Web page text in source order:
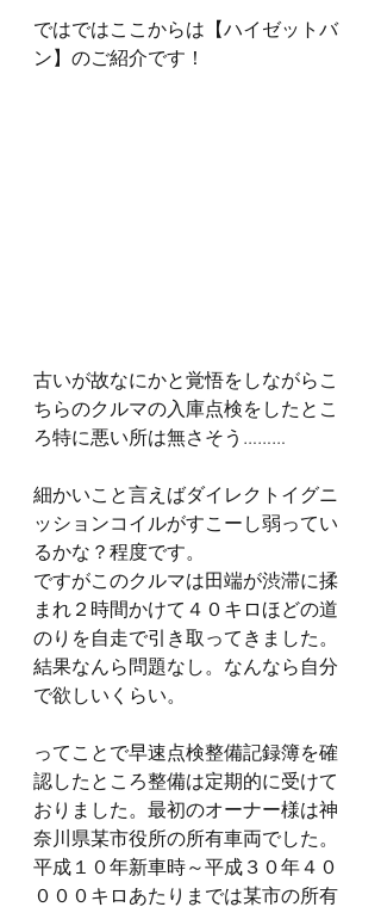
ではではここからは【ハイゼットバ
ン】のご紹介です！
古いが故なにかと覚悟をしながらこ
ちらのクルマの入庫点検をしたとこ
ろ特に悪い所は無さそう………
細かいこと言えばダイレクトイグニ
ッションコイルがすこーし弱ってい
るかな？程度です。
ですがこのクルマは田端が渋滞に揉
まれ２時間かけて４０キロほどの道
のりを自走で引き取ってきました。
結果なんら問題なし。なんなら自分
で欲しいくらい。
ってことで早速点検整備記録簿を確
認したところ整備は定期的に受けて
おりました。最初のオーナー様は神
奈川県某市役所の所有車両でした。
平成１０年新車時～平成３０年４０
０００キロあたりまでは某市の所有